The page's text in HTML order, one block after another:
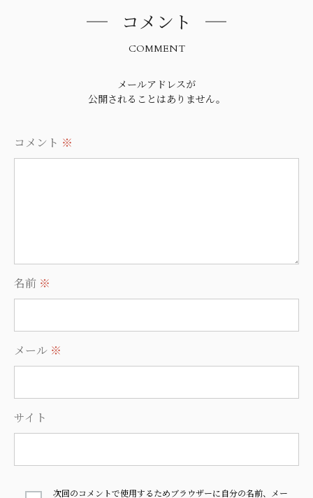
コメント
COMMENT
メールアドレスが
公開されることはありません。
コメント ※
名前 ※
メール ※
サイト
次回のコメントで使用するためブラウザーに自分の名前、メー